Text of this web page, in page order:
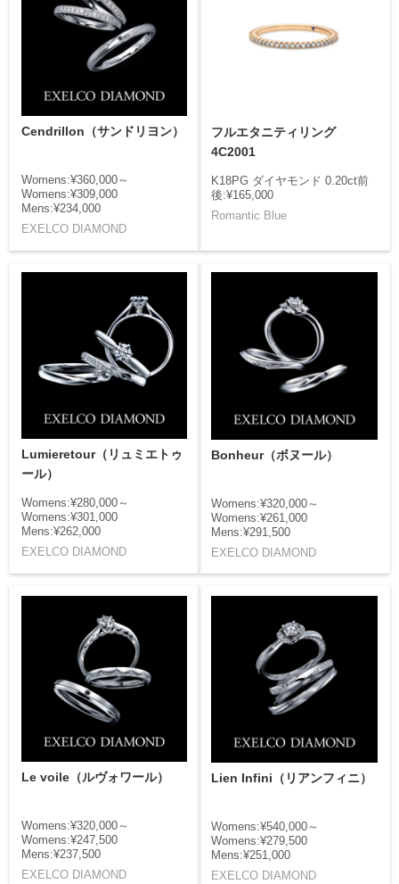
Cendrillon（サンドリヨン）
Womens:¥360,000～
Womens:¥309,000
Mens:¥234,000
EXELCO DIAMOND
フルエタニティリング
4C2001
K18PG ダイヤモンド 0.20ct前
後:¥165,000
Romantic Blue
Lumieretour（リュミエトゥ
ール）
Womens:¥280,000～
Womens:¥301,000
Mens:¥262,000
EXELCO DIAMOND
Bonheur（ボヌール）
Womens:¥320,000～
Womens:¥261,000
Mens:¥291,500
EXELCO DIAMOND
Le voile（ルヴォワール）
Womens:¥320,000～
Womens:¥247,500
Mens:¥237,500
EXELCO DIAMOND
Lien Infini（リアンフィニ）
Womens:¥540,000～
Womens:¥279,500
Mens:¥251,000
EXELCO DIAMOND